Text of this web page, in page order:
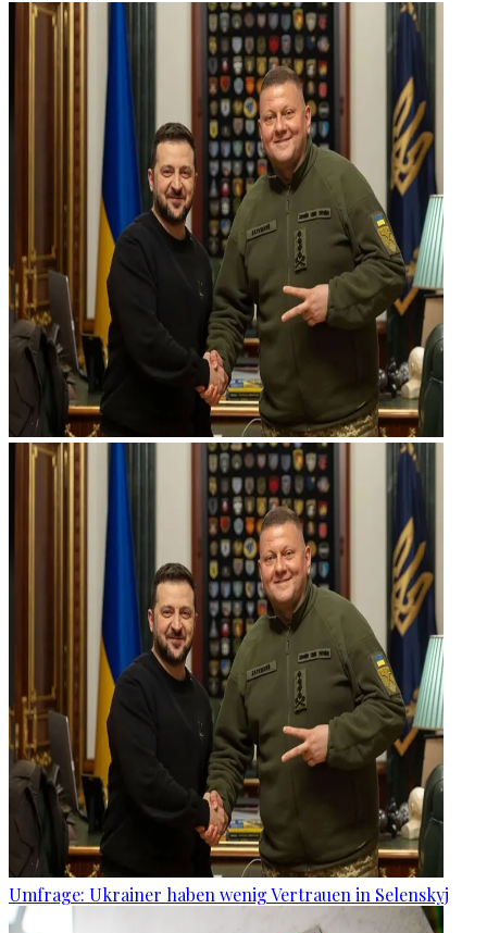
Umfrage: Ukrainer haben wenig Vertrauen in Selenskyj